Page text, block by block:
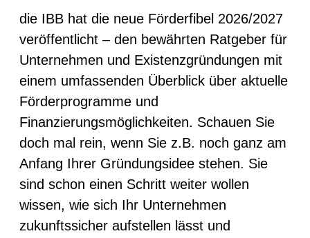
die IBB hat die neue Förderfibel 2026/2027
veröffentlicht – den bewährten Ratgeber für
Unternehmen und Existenzgründungen mit
einem umfassenden Überblick über aktuelle
Förderprogramme und
Finanzierungsmöglichkeiten. Schauen Sie
doch mal rein, wenn Sie z.B. noch ganz am
Anfang Ihrer Gründungsidee stehen. Sie
sind schon einen Schritt weiter wollen
wissen, wie sich Ihr Unternehmen
zukunftssicher aufstellen lässt und